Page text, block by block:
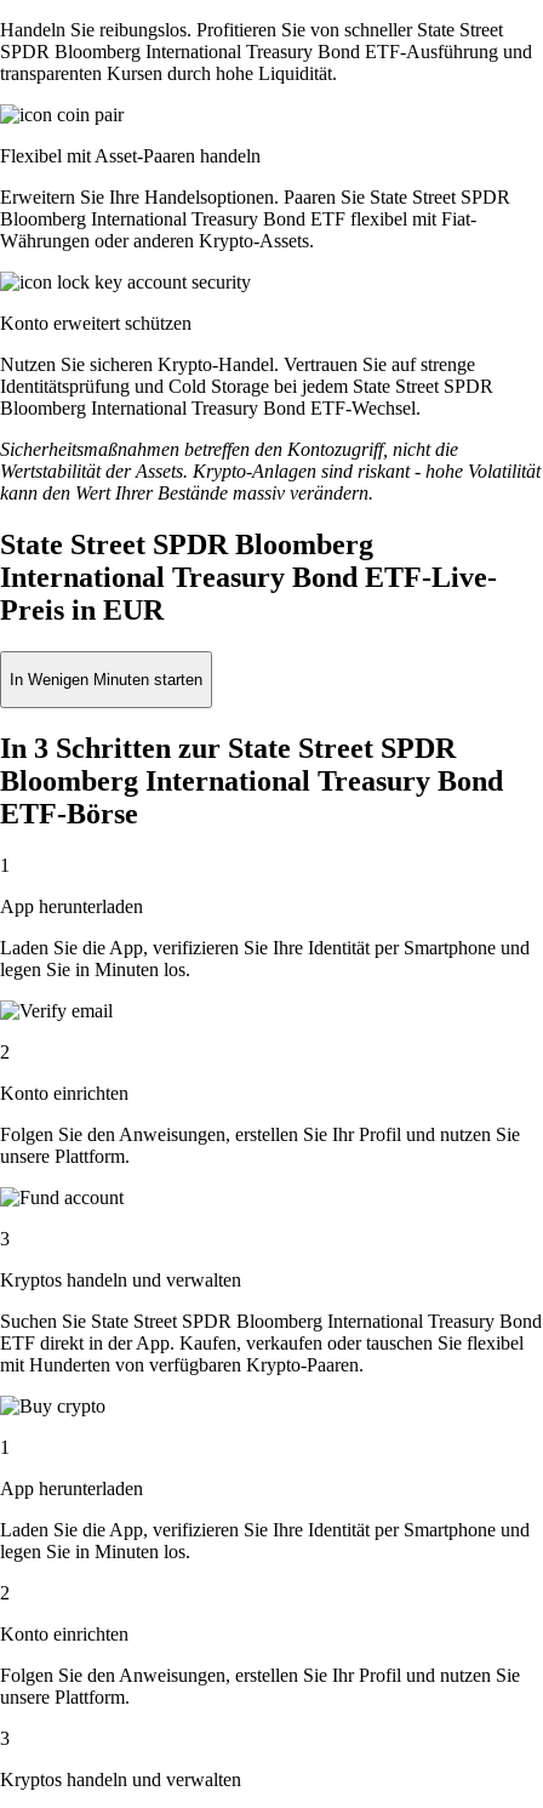
Handeln Sie reibungslos. Profitieren Sie von schneller State Street
SPDR Bloomberg International Treasury Bond ETF-Ausführung und
transparenten Kursen durch hohe Liquidität.
Flexibel mit Asset-Paaren handeln
Erweitern Sie Ihre Handelsoptionen. Paaren Sie State Street SPDR
Bloomberg International Treasury Bond ETF flexibel mit Fiat-
Währungen oder anderen Krypto-Assets.
Konto erweitert schützen
Nutzen Sie sicheren Krypto-Handel. Vertrauen Sie auf strenge
Identitätsprüfung und Cold Storage bei jedem State Street SPDR
Bloomberg International Treasury Bond ETF-Wechsel.
Sicherheitsmaßnahmen betreffen den Kontozugriff, nicht die
Wertstabilität der Assets. Krypto-Anlagen sind riskant - hohe Volatilität
kann den Wert Ihrer Bestände massiv verändern.
State Street SPDR Bloomberg
International Treasury Bond ETF-Live-
Preis in EUR
In Wenigen Minuten starten
In 3 Schritten zur State Street SPDR
Bloomberg International Treasury Bond
ETF-Börse
1
App herunterladen
Laden Sie die App, verifizieren Sie Ihre Identität per Smartphone und
legen Sie in Minuten los.
2
Konto einrichten
Folgen Sie den Anweisungen, erstellen Sie Ihr Profil und nutzen Sie
unsere Plattform.
3
Kryptos handeln und verwalten
Suchen Sie State Street SPDR Bloomberg International Treasury Bond
ETF direkt in der App. Kaufen, verkaufen oder tauschen Sie flexibel
mit Hunderten von verfügbaren Krypto-Paaren.
1
App herunterladen
Laden Sie die App, verifizieren Sie Ihre Identität per Smartphone und
legen Sie in Minuten los.
2
Konto einrichten
Folgen Sie den Anweisungen, erstellen Sie Ihr Profil und nutzen Sie
unsere Plattform.
3
Kryptos handeln und verwalten